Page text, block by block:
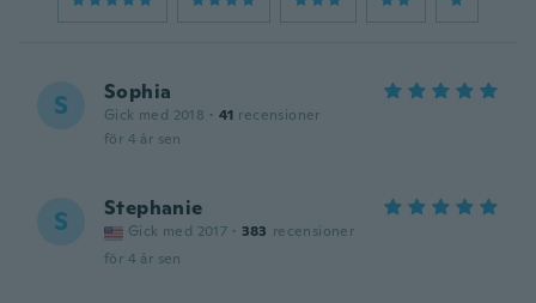
S Sophia
Gick med 2018 · 41 recensioner
för 4 år sen
S Stephanie
Gick med 2017 · 383 recensioner
för 4 år sen